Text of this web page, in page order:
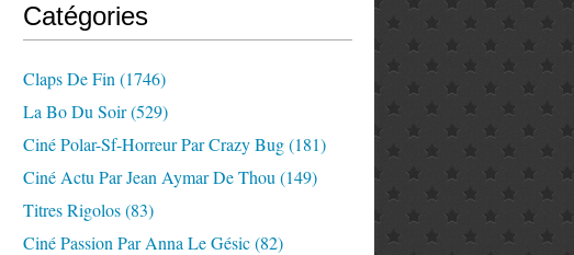
Catégories
Claps De Fin (1746)
La Bo Du Soir(529)
Ciné Polar-Sf-Horreur Par Crazy Bug(181)
Ciné Actu Par Jean Aymar De Thou (149)
Titres Rigolos(83)
Ciné Passion Par Anna Le Gésic(82)